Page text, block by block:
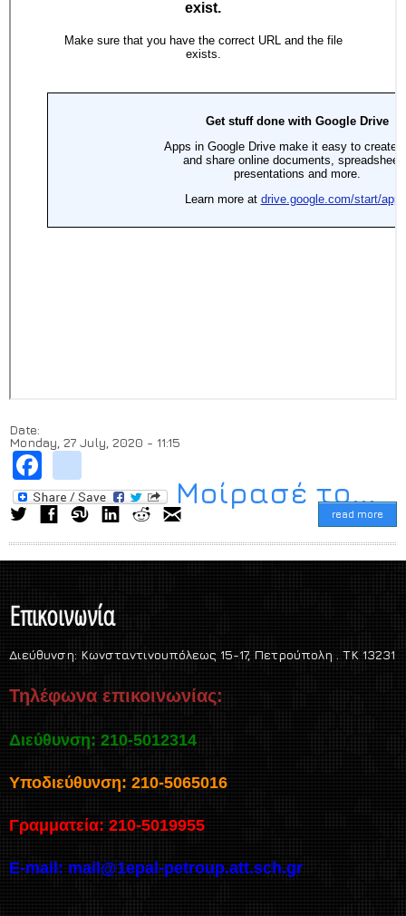
Date:
Monday, 27 July, 2020 - 11:15
Μοίρασέ το...
read more
Επικοινωνία
Διεύθυνση: Κωνσταντινουπόλεως 15-17, Πετρούπολη . TK 13231
Τηλέφωνα επικοινωνίας:
Διεύθυνση: 210-5012314
Υποδιεύθυνση: 210-5065016
Γραμματεία: 210-5019955
E-mail: mail@1epal-petroup.att.sch.gr